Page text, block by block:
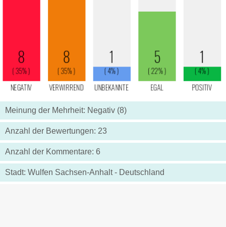
Meinung der Mehrheit: Negativ (8)
Anzahl der Bewertungen: 23
Anzahl der Kommentare: 6
Stadt: Wulfen Sachsen-Anhalt - Deutschland